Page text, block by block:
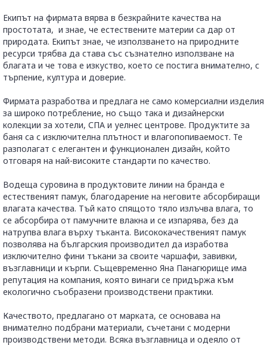
Екипът на фирмата вярва в безкрайните качества на
простотата, и знае, че естествените материи са дар от
природата. Екипът знае, че използването на природните
ресурси трябва да става със съзнателно използване на
благата и че това е изкуство, което се постига внимателно, с
търпение, култура и доверие.
Фирмата разработва и предлага не само комерсиални изделия
за широко потребление, но също така и дизайнерски
колекции за хотели, СПА и уелнес центрове. Продуктите за
баня са с изключителна плътност и влагопопиваемост. Те
разполагат с елегантен и функционален дизайн, който
отговаря на най-високите стандарти по качество.
Водеща суровина в продуктовите линии на бранда е
естественият памук, благодарение на неговите абсорбиращи
влагата качества. Тъй като спящото тяло излъчва влага, то
се абсорбира от памучните влакна и се изпарява, без да
натрупва влага върху тъканта. Висококачественият памук
позволява на българския производител да изработва
изключително фини тъкани за своите чаршафи, завивки,
възглавници и кърпи. Същевременно Яна Панагюрище има
репутация на компания, която винаги се придържа към
екологично съобразени производствени практики.
Качеството, предлагано от марката, се основава на
внимателно подбрани материали, съчетани с модерни
производствени методи. Всяка възглавница и одеяло от